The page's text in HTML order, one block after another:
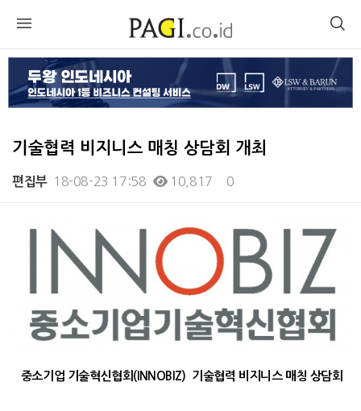
기술협력 비지니스 매칭 상담회 개최
편집부 18-08-23 17:58 10,817 0
중소기업 기술혁신협회(INNOBIZ) 기술협력 비지니스 매칭 상담회